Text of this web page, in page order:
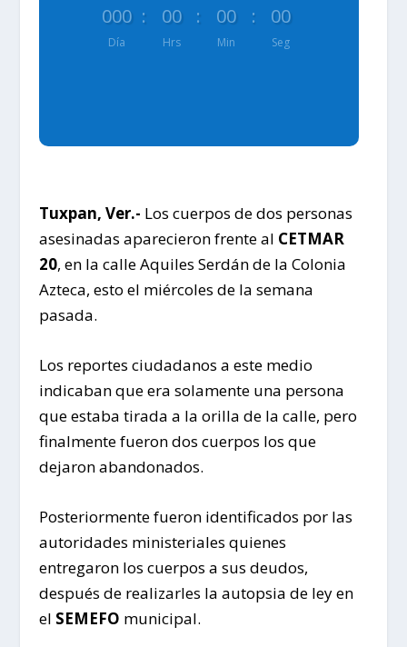
000
Día
: 00
Hrs
: 00
Min
: 00
Seg
Tuxpan, Ver.- Los cuerpos de dos personas
asesinadas aparecieron frente al CETMAR
20, en la calle Aquiles Serdán de la Colonia
Azteca, esto el miércoles de la semana
pasada.
Los reportes ciudadanos a este medio
indicaban que era solamente una persona
que estaba tirada a la orilla de la calle, pero
finalmente fueron dos cuerpos los que
dejaron abandonados.
Posteriormente fueron identificados por las
autoridades ministeriales quienes
entregaron los cuerpos a sus deudos,
después de realizarles la autopsia de ley en
el SEMEFO municipal.